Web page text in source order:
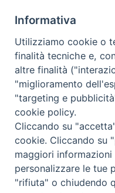
Informazioni legali |
Whistleblowing
Informativa
Utilizziamo cookie o
finalità tecniche e,
altre finalità
"miglioramento
"targeting e
cookie policy.
Cliccando su
cookie. Cliccando su
maggiori
personalizzare le tue
"rifiuta" o chiudendo